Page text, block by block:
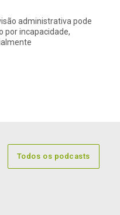
administrativa pode
por incapacidade,
Todos os podcasts